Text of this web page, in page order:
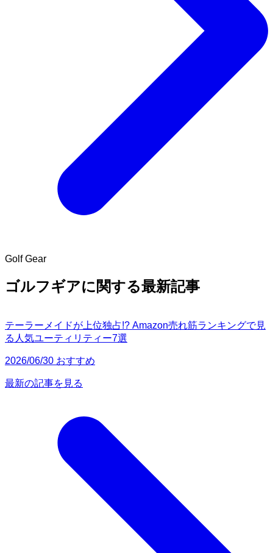
Golf Gear
ゴルフギアに関する最新記事
テーラーメイドが上位独占!? Amazon売れ筋ランキングで見
る人気ユーティリティー7選
2026/06/30 おすすめ
最新の記事を見る